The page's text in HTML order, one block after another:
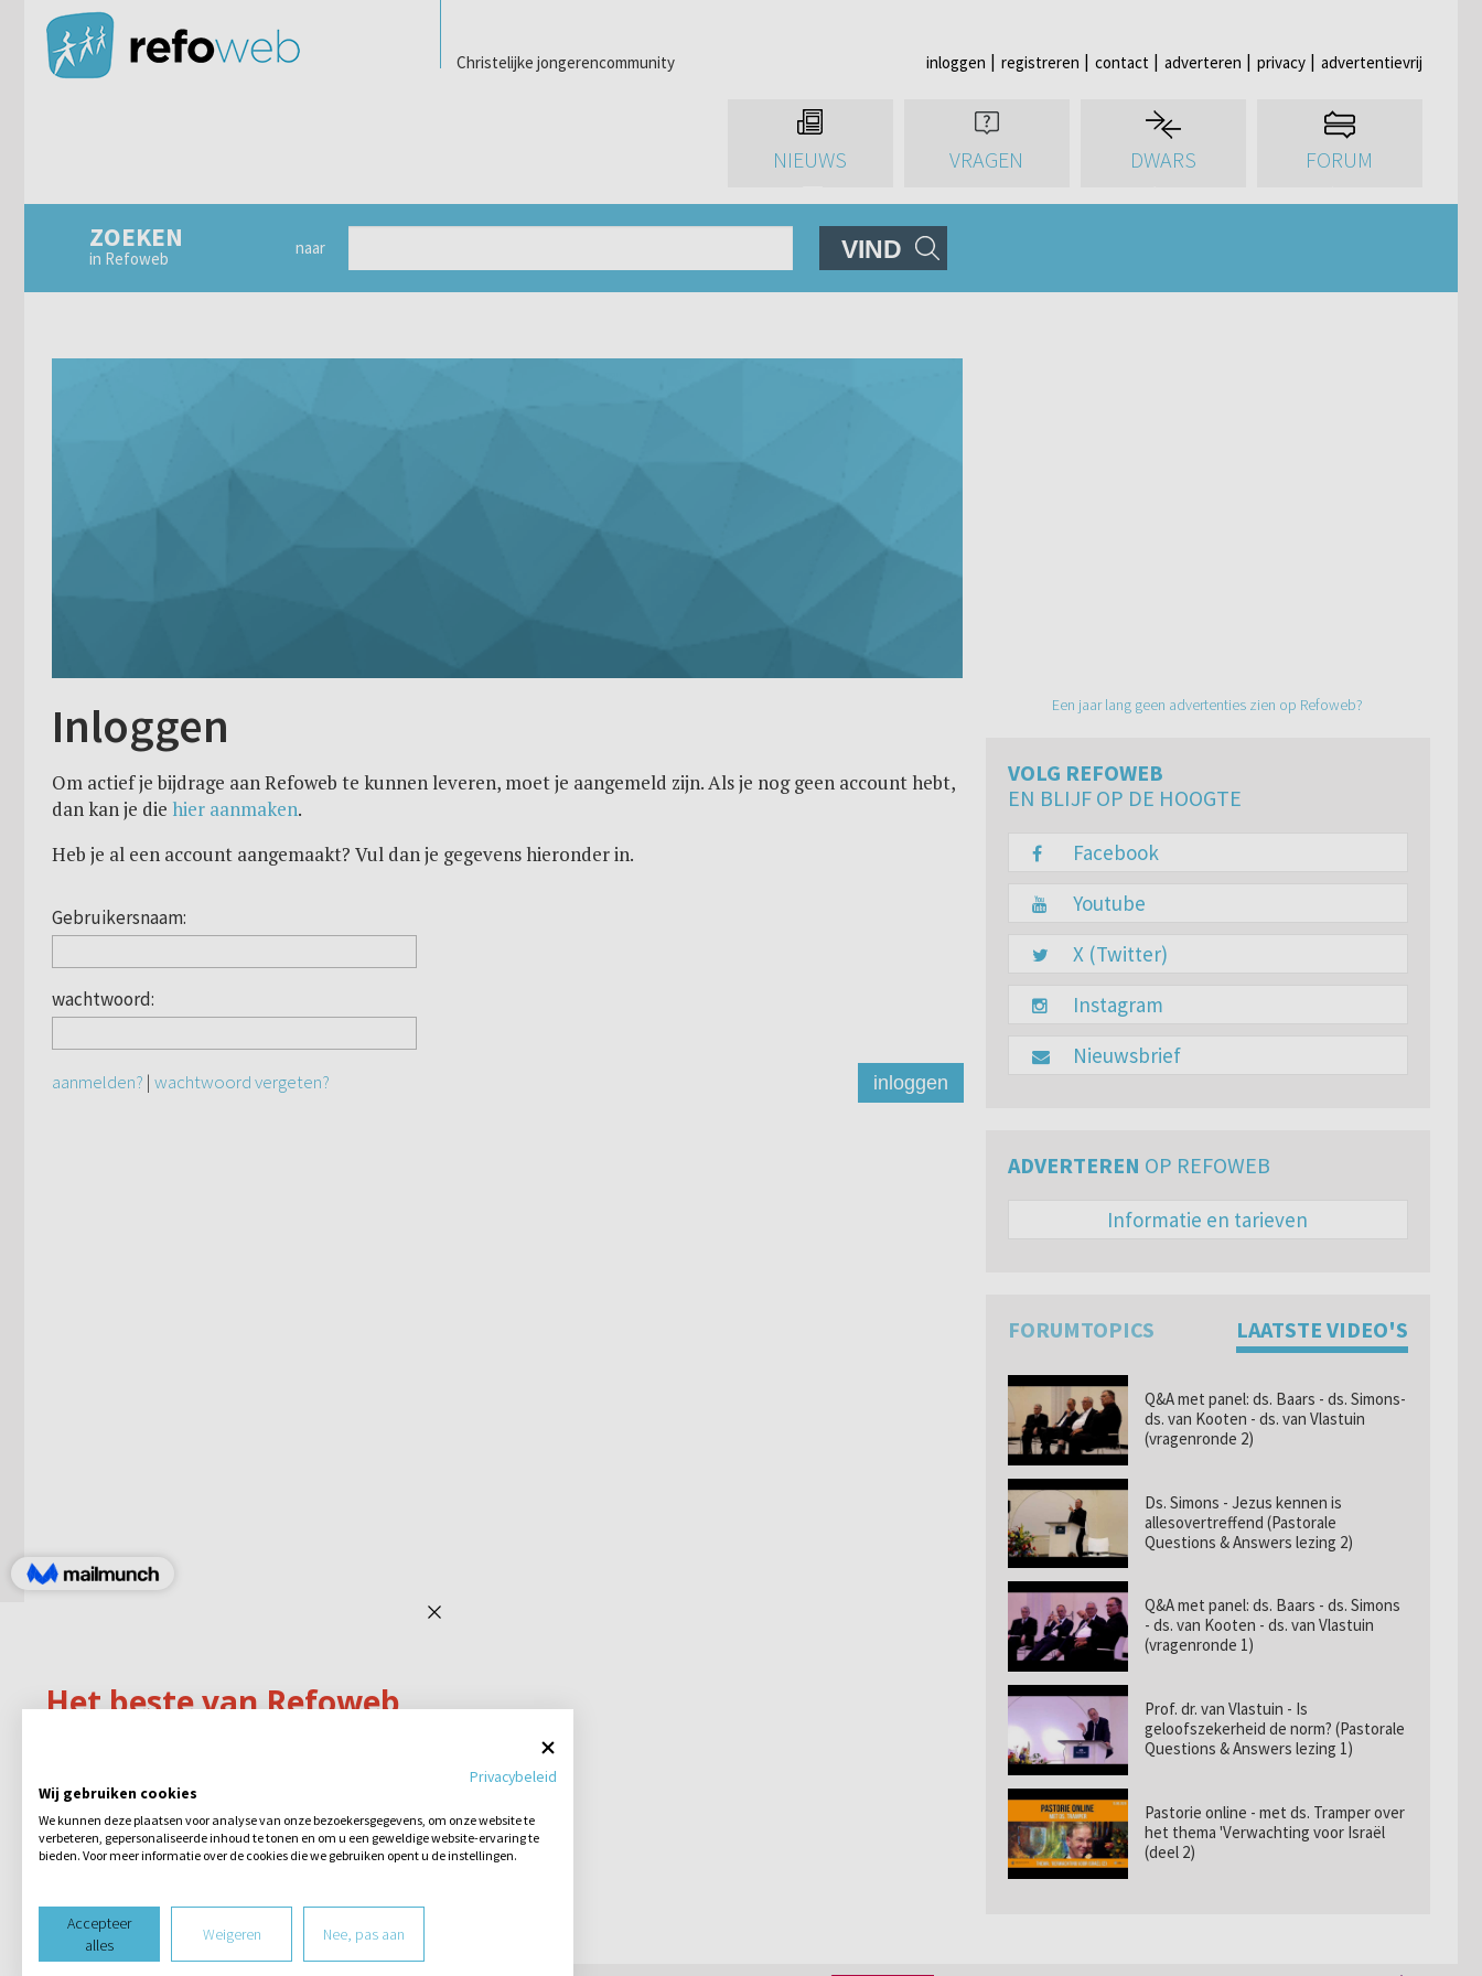
Christelijke jongerencommunity inloggen registreren contact adverteren privacy advertentievrij
NIEUWS VRAGEN DWARS FORUM
ZOEKEN
in Refoweb
naar VIND
Inloggen
Om actief je bijdrage aan Refoweb te kunnen leveren, moet je aangemeld zijn. Als je nog geen account hebt,
dan kan je die hier aanmaken.
Heb je al een account aangemaakt? Vul dan je gegevens hieronder in.
Gebruikersnaam:
wachtwoord:
aanmelden? | wachtwoord vergeten? inloggen
Een jaar lang geen advertenties zien op Refoweb?
VOLG REFOWEB
EN BLIJF OP DE HOOGTE
Facebook
Youtube
X (Twitter)
Instagram
Nieuwsbrief
ADVERTEREN OP REFOWEB
Informatie en tarieven
FORUMTOPICS LAATSTE VIDEO'S
Q&A met panel: ds. Baars - ds. Simons-
ds. van Kooten - ds. van Vlastuin
(vragenronde 2)
Ds. Simons - Jezus kennen is
allesovertreffend (Pastorale
Questions & Answers lezing 2)
Q&A met panel: ds. Baars - ds. Simons
- ds. van Kooten - ds. van Vlastuin
(vragenronde 1)
Prof. dr. van Vlastuin - Is
geloofszekerheid de norm? (Pastorale
Questions & Answers lezing 1)
Pastorie online - met ds. Tramper over
het thema 'Verwachting voor Israël
(deel 2)
Privacybeleid
Wij gebruiken cookies
We kunnen deze plaatsen voor analyse van onze bezoekersgegevens, om onze website te
verbeteren, gepersonaliseerde inhoud te tonen en om u een geweldige website-ervaring te
bieden. Voor meer informatie over de cookies die we gebruiken opent u de instellingen.
Accepteer
alles
Weigeren Nee, pas aan